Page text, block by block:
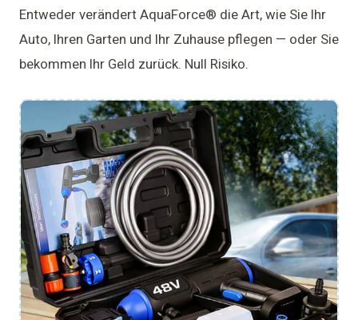
Entweder verändert AquaForce® die Art, wie Sie Ihr
Auto, Ihren Garten und Ihr Zuhause pflegen — oder Sie
bekommen Ihr Geld zurück. Null Risiko.